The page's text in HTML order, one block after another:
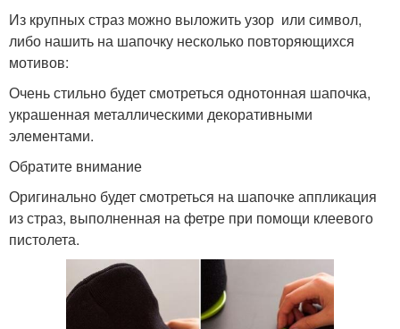
Из крупных страз можно выложить узор или символ,
либо нашить на шапочку несколько повторяющихся
мотивов:
Очень стильно будет смотреться однотонная шапочка,
украшенная металлическими декоративными
элементами.
Обратите внимание
Оригинально будет смотреться на шапочке аппликация
из страз, выполненная на фетре при помощи клеевого
пистолета.